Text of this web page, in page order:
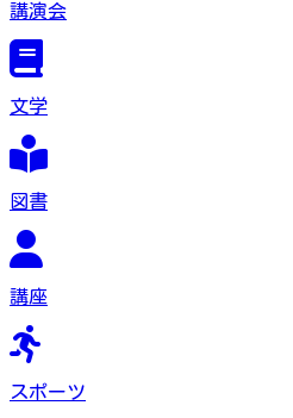
講演会
文学
図書
講座
スポーツ